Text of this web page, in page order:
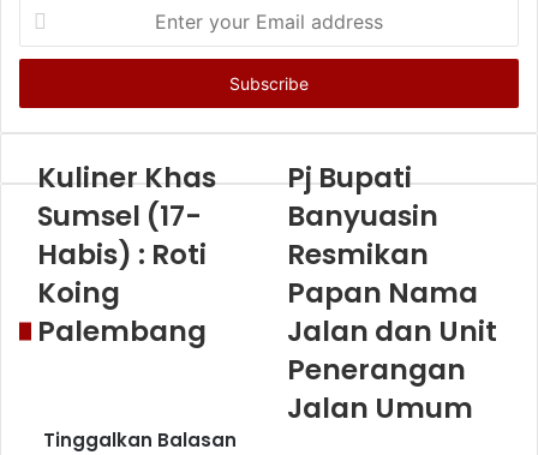
your
Email
Kuliner Khas
Sumsel (17-
Habis) : Roti
Koing
Palembang
Pj Bupati
Banyuasin
Resmikan
Papan Nama
Jalan dan Unit
Penerangan
Jalan Umum
Tinggalkan Balasan